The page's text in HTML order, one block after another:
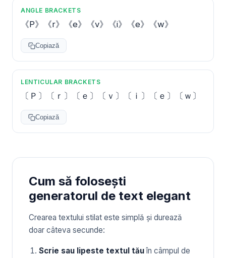
ANGLE BRACKETS
《P》《r》《e》《v》《i》《e》《w》
Copiază
LENTICULAR BRACKETS
〔Ｐ〕〔ｒ〕〔ｅ〕〔ｖ〕〔ｉ〕〔ｅ〕〔ｗ〕
Copiază
Cum să folosești
generatorul de text elegant
Crearea textului stilat este simplă și durează
doar câteva secunde:
Scrie sau lipeste textul tăuîn câmpul de